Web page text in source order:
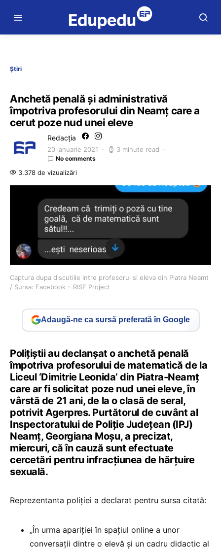
Știri
Anchetă penală şi administrativă
împotriva profesorului din Neamț care a
cerut poze nud unei eleve
Redacția
20 ianuarie 2021 3 minute read
No comments
3.378 de vizualizări
Captura dupa discutiile intre profesorul si eleva din Piatra Neamt
/ Sursa: Facebook – RISE Project
Adaugă-ne ca sursă preferată în Google
Poliţiştii au declanşat o anchetă penală
împotriva profesorului de matematică de la
Liceul ‘Dimitrie Leonida’ din Piatra-Neamţ
care ar fi solicitat poze nud unei eleve, în
vârstă de 21 ani, de la o clasă de seral,
potrivit Agerpres. Purtătorul de cuvânt al
Inspectoratului de Poliţie Judeţean (IPJ)
Neamţ, Georgiana Moşu, a precizat,
miercuri, că în cauză sunt efectuate
cercetări pentru infracţiunea de hărţuire
sexuală.
Reprezentanta poliției a declarat pentru sursa citată:
„În urma apariţiei în spaţiul online a unor
conversaţii dintre o elevă şi un cadru didactic al